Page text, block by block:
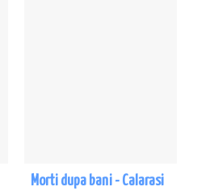
Morti dupa bani - Calarasi